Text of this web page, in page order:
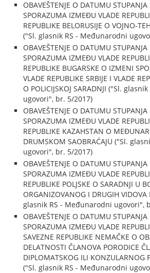
OBAVEŠTENJE O DATUMU
SPORAZUMA IZMEĐU VLADE
REPUBLIKE BELORUSIJE O VOJNO-
("Sl. glasnik RS - Međunarodni
OBAVEŠTENJE O DATUMU
SPORAZUMA IZMEĐU VLADE
REPUBLIKE BUGARSKE O IZMENI
VLADE REPUBLIKE SRBIJE I VLADE
O POLICIJSKOJ SARADNJI ("Sl.
ugovori", br. 5/2017)
OBAVEŠTENJE O DATUMU
SPORAZUMA IZMEĐU VLADE
REPUBLIKE KAZAHSTAN O
DRUMSKOM SAOBRAĆAJU ("Sl.
ugovori", br. 5/2017)
OBAVEŠTENJE O DATUMU
SPORAZUMA IZMEĐU VLADE
REPUBLIKE POLJSKE O SARADNJI U
ORGANIZOVANOG I DRUGIH
glasnik RS - Međunarodni ugovori",
OBAVEŠTENJE O DATUMU
SPORAZUMA IZMEĐU VLADE
SAVEZNE REPUBLIKE NEMAČKE O
DELATNOSTI ČLANOVA PORODICE
DIPLOMATSKOG ILI KONZULARNOG
("Sl. glasnik RS - Međunarodni